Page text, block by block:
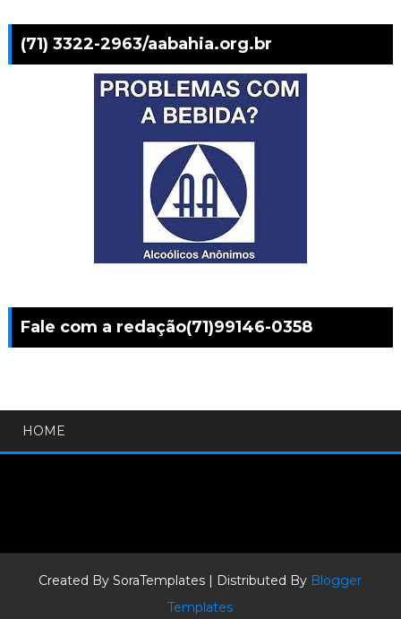
(71) 3322-2963/aabahia.org.br
Fale com a redação(71)99146-0358
HOME
Created BySoraTemplates | Distributed By Blogger
Templates